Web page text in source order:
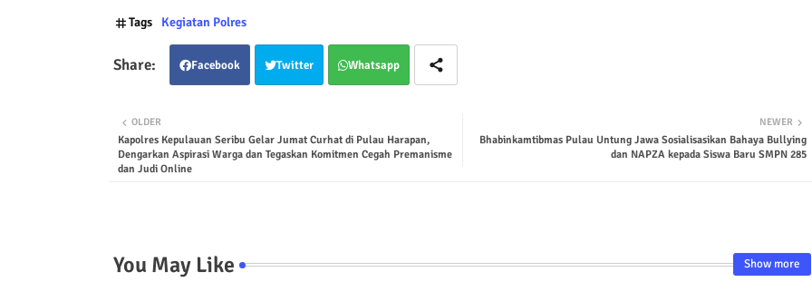
Tags Kegiatan Polres
Facebook Twitter Whatsapp
NEWER
Bhabinkamtibmas Pulau Untung Jawa Sosialisasikan Bahaya Bullying
dan NAPZA kepada Siswa Baru SMPN 285
OLDER
Kapolres Kepulauan Seribu Gelar Jumat Curhat di Pulau Harapan,
Dengarkan Aspirasi Warga dan Tegaskan Komitmen Cegah Premanisme
dan Judi Online
You May Like Show more